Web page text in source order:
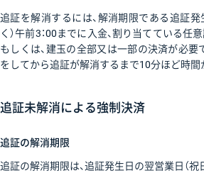
追証を解消するには、解消期限である追証発
く）午前3：00までに入金、割り当てている任
もしくは、建玉の全部又は一部の決済が必要
をしてから追証が解消するまで10分ほど時間
追証未解消による強制決済
追証の解消期限
追証の解消期限は、追証発生日の翌営業日（祝